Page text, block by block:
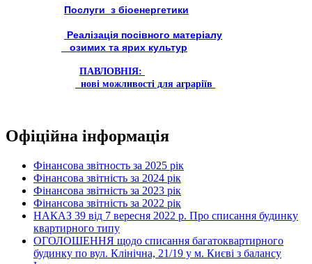
Послуги з біоенергетики
Реалізація посівного матеріалу
озимих та ярих культур
ПАВЛОВНІЯ:
нові можливості для аграріїв
Офіційна інформація
Фінансова звітность за 2025 рік
Фінансова звітність за 2024 рік
Фінансова звітність за 2023 рік
Фінансова звітність за 2022 рік
НАКАЗ 39 від 7 вересня 2022 р. Про списання будинку
квартирного типу
ОГОЛОШЕННЯ щодо списання багатоквартирного
будинку по вул. Клінічна, 21/19 у м. Києві з балансу